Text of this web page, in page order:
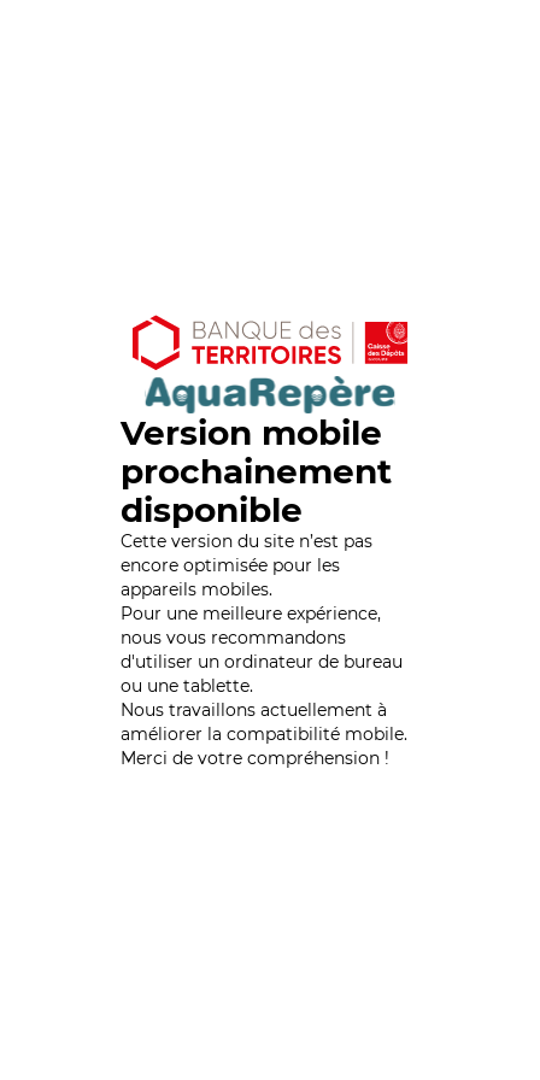
Version mobile
prochainement
disponible
Cette version du site n’est pas
encore optimisée pour les
appareils mobiles.
Pour une meilleure expérience,
nous vous recommandons
d'utiliser un ordinateur de bureau
ou une tablette.
Nous travaillons actuellement à
améliorer la compatibilité mobile.
Merci de votre compréhension !